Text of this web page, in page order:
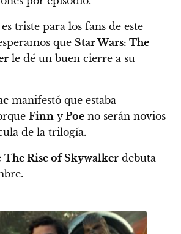
triste para los fans de este
que Star Wars: The
le dé un buen cierre a su
manifestó que estaba
Finn y Poe no serán novios
de la trilogía.
The Rise of Skywalker debuta